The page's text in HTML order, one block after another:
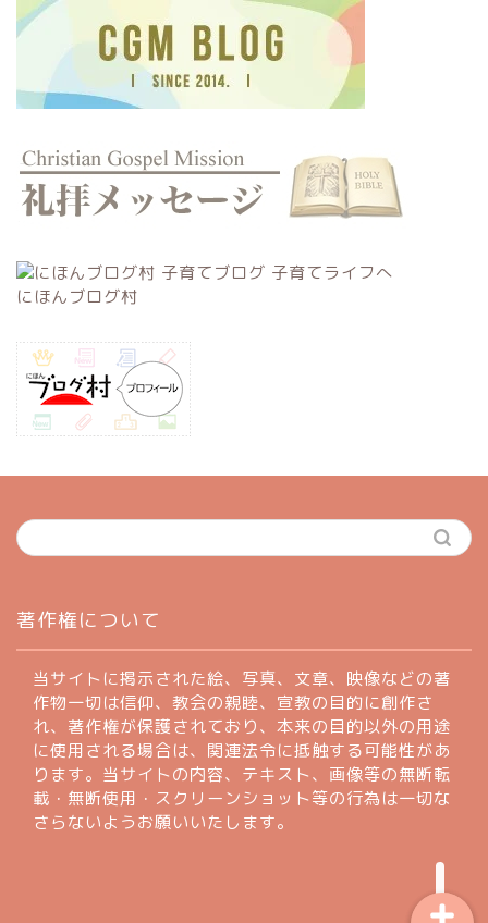
にほんブログ村
著作権について
当サイトに掲示された絵、写真、文章、映像などの著
作物一切は信仰、教会の親睦、宣教の目的に創作さ
れ、著作権が保護されており、本来の目的以外の用途
に使用される場合は、関連法令に抵触する可能性があ
ります。当サイトの内容、テキスト、画像等の無断転
載・無断使用・スクリーンショット等の行為は一切な
さらないようお願いいたします。
profile
著作権について
お問い合わせフォーム